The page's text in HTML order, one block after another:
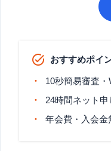
おすすめポイ
10秒簡易審査
24時間ネット申
年会費・入会金